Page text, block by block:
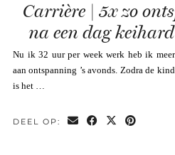
Carrière | 5x zo
na een dag
Nu ik 32 uur per week werk heb ik
aan ontspanning ’s avonds. Zodra de
is het …
DEEL OP: